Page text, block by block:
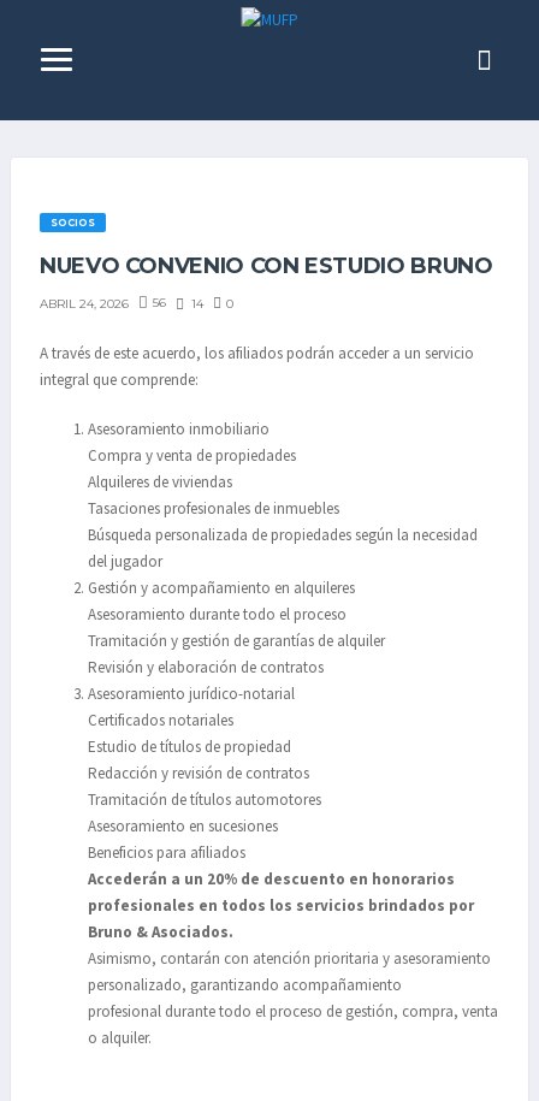
SOCIOS
NUEVO CONVENIO CON ESTUDIO BRUNO
ABRIL 24, 2026 56 14 0
A través de este acuerdo, los afiliados podrán acceder a un servicio
integral que comprende:
Asesoramiento inmobiliario
Compra y venta de propiedades
Alquileres de viviendas
Tasaciones profesionales de inmuebles
Búsqueda personalizada de propiedades según la necesidad
del jugador
Gestión y acompañamiento en alquileres
Asesoramiento durante todo el proceso
Tramitación y gestión de garantías de alquiler
Revisión y elaboración de contratos
Asesoramiento jurídico-notarial
Certificados notariales
Estudio de títulos de propiedad
Redacción y revisión de contratos
Tramitación de títulos automotores
Asesoramiento en sucesiones
Beneficios para afiliados
Accederán a un 20% de descuento en honorarios
profesionales en todos los servicios brindados por
Bruno & Asociados.
Asimismo, contarán con atención prioritaria y asesoramiento
personalizado, garantizando acompañamiento
profesional durante todo el proceso de gestión, compra, venta
o alquiler.